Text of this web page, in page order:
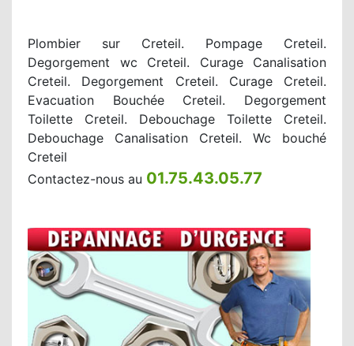
Plombier sur Creteil. Pompage Creteil.
Degorgement wc Creteil. Curage Canalisation
Creteil. Degorgement Creteil. Curage Creteil.
Evacuation Bouchée Creteil. Degorgement
Toilette Creteil. Debouchage Toilette Creteil.
Debouchage Canalisation Creteil. Wc bouché
Creteil
Contactez-nous au 01.75.43.05.77